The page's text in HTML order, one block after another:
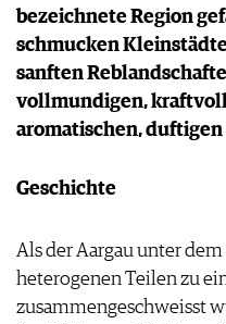
WERBUNG
PRESSE
IMPRESSUM
AGB & DATENSCHUTZ
bezeichnete Region
schmucken
sanften
vollmundigen,
aromatischen,
Geschichte
Als der Aargau unter
heterogenen Teilen zu
zusammengeschweisst